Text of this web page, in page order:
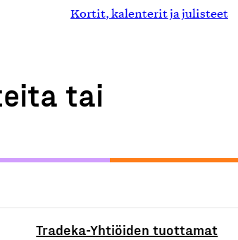
Kortit, kalenterit ja julisteet
tai
Tradeka-Yhtiöiden tuottamat